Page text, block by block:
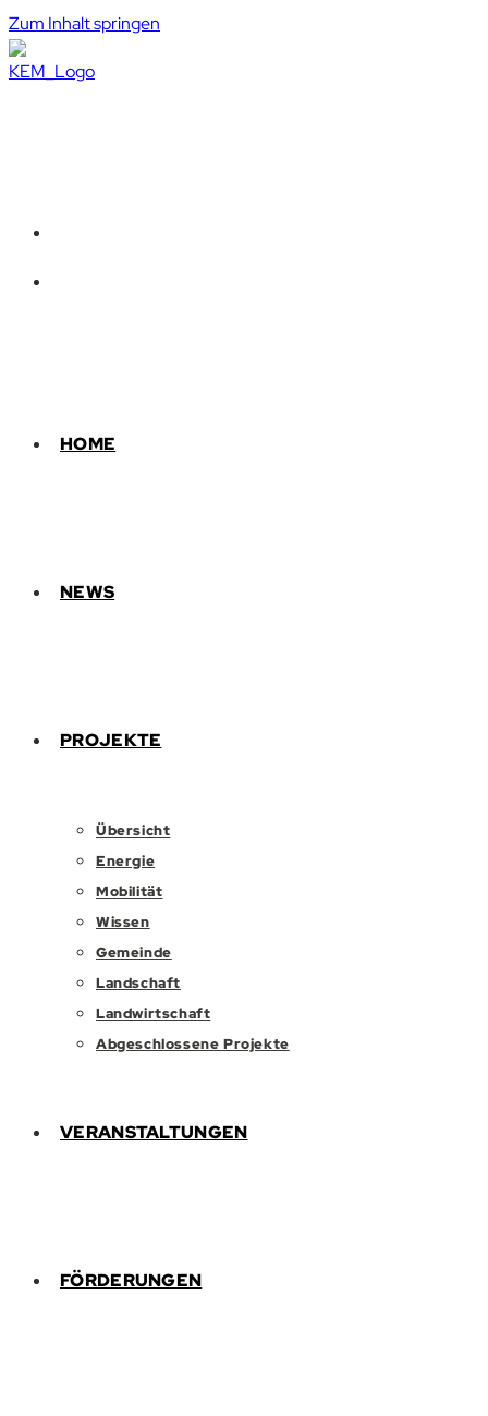
Zum Inhalt springen
HOME
NEWS
PROJEKTE
Übersicht
Energie
Mobilität
Wissen
Gemeinde
Landschaft
Landwirtschaft
Abgeschlossene Projekte
VERANSTALTUNGEN
FÖRDERUNGEN